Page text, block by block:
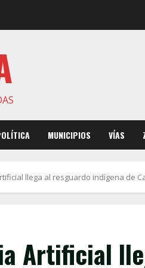
MUNICIPIOS VÍAS
llega al resguardo indígena de
Artificial